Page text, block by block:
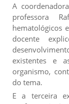
A
professora
hematológicos
docente
existentes e
organismo,
do tema.
E a terceira